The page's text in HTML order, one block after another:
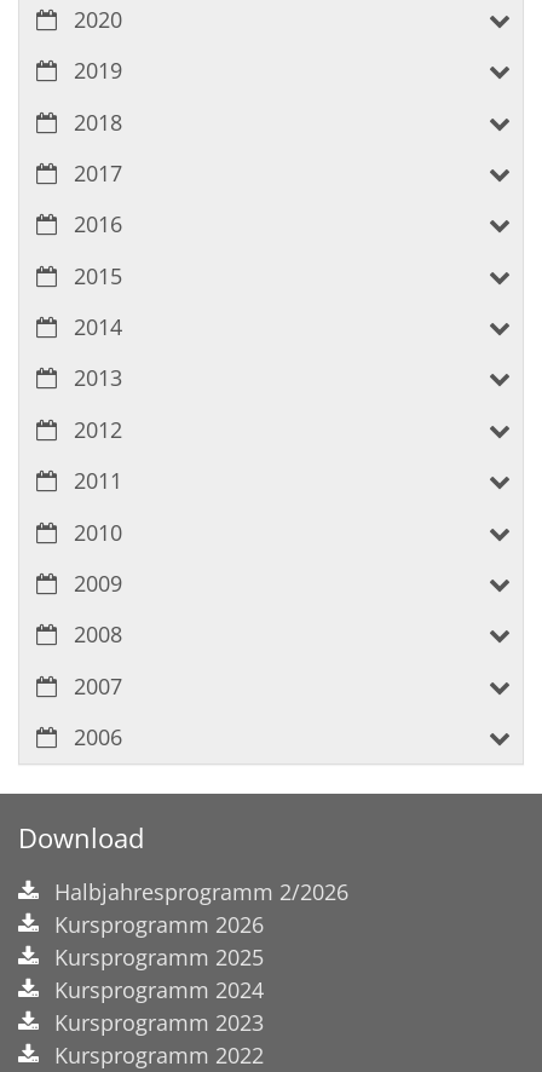
2020
2019
2018
2017
2016
2015
2014
2013
2012
2011
2010
2009
2008
2007
2006
Download
Halbjahresprogramm 2/2026
Kursprogramm 2026
Kursprogramm 2025
Kursprogramm 2024
Kursprogramm 2023
Kursprogramm 2022